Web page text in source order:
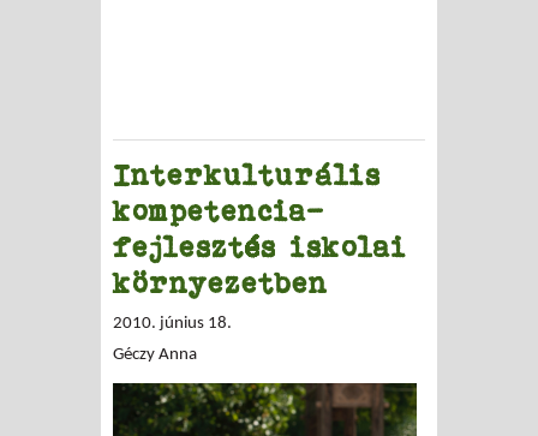
Interkulturális
kompetencia-
fejlesztés iskolai
környezetben
2010. június 18.
Géczy Anna